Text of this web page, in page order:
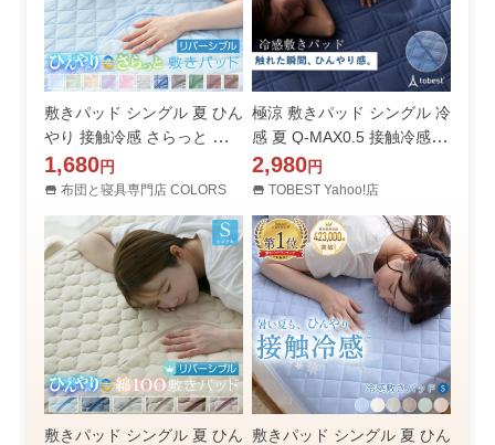
敷きパッド シングル 夏 ひん
やり 接触冷感 さらっと リバ
ーシブル 100×200cm 冷感
敷きパット 抗菌防臭 防ダニ
春 秋
1,680円
布団と寝具専門店 COLORS
極涼 敷きパッド シングル 冷
感 夏 Q-MAX0.5 接触冷感 ひ
んやり 冷たい 夏用 クール敷
きパッド 涼しい 暑さ対策 ク
寝具 爆買
2,980円
TOBEST Yahoo!店
敷きパッド シングル 夏 ひん
敷きパッド シングル 夏 ひん